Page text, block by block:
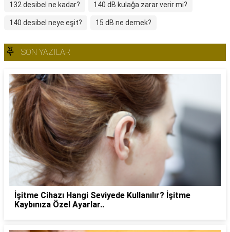
132 desibel ne kadar? 140 dB kulağa zarar verir mi?
140 desibel neye eşit? 15 dB ne demek?
SON YAZILAR
İşitme Cihazı Hangi Seviyede Kullanılır? İşitme
Kaybınıza Özel Ayarlar..